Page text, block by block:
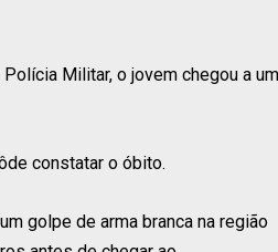
Militar, o jovem chegou a um
constatar o óbito.
golpe de arma branca na região